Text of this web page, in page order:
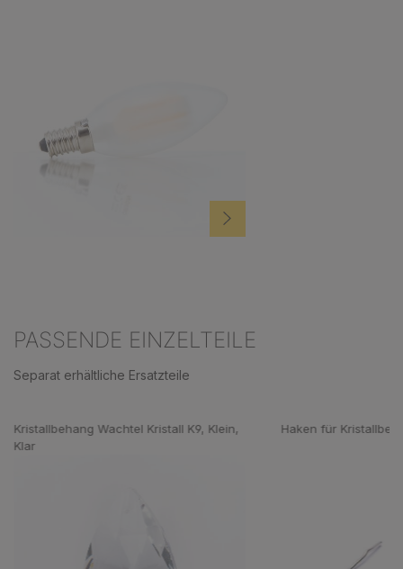
PASSENDE EINZELTEILE
Separat erhältliche Ersatzteile
Kristallbehang Wachtel Kristall K9, Klein,
Klar
Haken für